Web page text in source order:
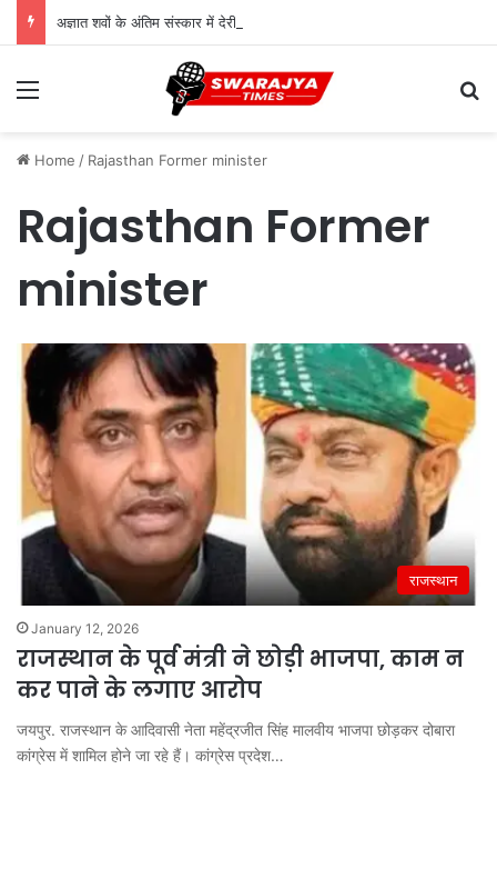
Menu
Home / Rajasthan Former minister
Rajasthan Former
minister
राजस्थान
January 12, 2026
राजस्थान के पूर्व मंत्री ने छोड़ी भाजपा, काम न
कर पाने के लगाए आरोप
जयपुर. राजस्थान के आदिवासी नेता महेंद्रजीत सिंह मालवीय भाजपा छोड़कर दोबारा
कांग्रेस में शामिल होने जा रहे हैं। कांग्रेस प्रदेश…